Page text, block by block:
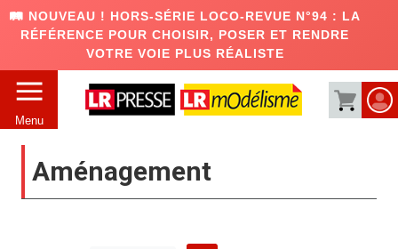
🛤️ NOUVEAU ! HORS-SÉRIE LOCO-REVUE N°94 : LA
RÉFÉRENCE POUR CHOISIR, POSER ET RENDRE
VOTRE VOIE PLUS RÉALISTE
Menu
Aménagement